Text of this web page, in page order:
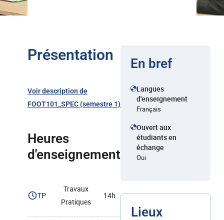
Présentation
Voir description de
FOOT101_SPEC (semestre 1)
Heures
d'enseignement
TP
Travaux
Pratiques
14h
En bref
Langues
d'enseignement
Français
Ouvert aux
étudiants en
échange
Oui
Lieux